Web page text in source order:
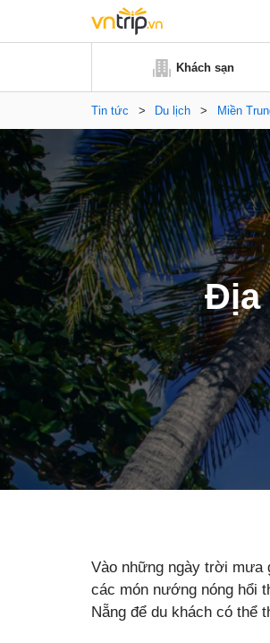
Khách sạn
Tin tức > Du lịch > Miền
Địa
Vào những ngày trời mưa
các món nướng nóng hổi
Nẵng để du khách có thể